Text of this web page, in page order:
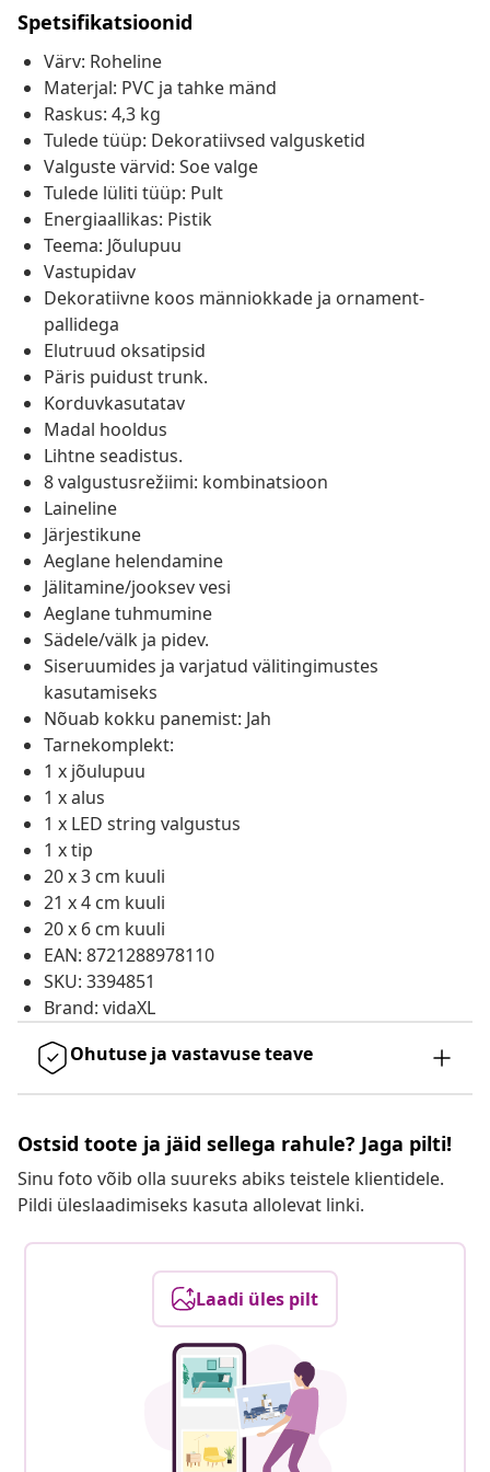
Spetsifikatsioonid
Värv: Roheline
Materjal: PVC ja tahke mänd
Raskus: 4,3 kg
Tulede tüüp: Dekoratiivsed valgusketid
Valguste värvid: Soe valge
Tulede lüliti tüüp: Pult
Energiaallikas: Pistik
Teema: Jõulupuu
Vastupidav
Dekoratiivne koos männiokkade ja ornament-
pallidega
Elutruud oksatipsid
Päris puidust trunk.
Korduvkasutatav
Madal hooldus
Lihtne seadistus.
8 valgustusrežiimi: kombinatsioon
Laineline
Järjestikune
Aeglane helendamine
Jälitamine/jooksev vesi
Aeglane tuhmumine
Sädele/välk ja pidev.
Siseruumides ja varjatud välitingimustes
kasutamiseks
Nõuab kokku panemist: Jah
Tarnekomplekt:
1 x jõulupuu
1 x alus
1 x LED string valgustus
1 x tip
20 x 3 cm kuuli
21 x 4 cm kuuli
20 x 6 cm kuuli
EAN: 8721288978110
SKU: 3394851
Brand: vidaXL
Ohutuse ja vastavuse teave
Ostsid toote ja jäid sellega rahule? Jaga pilti!
Sinu foto võib olla suureks abiks teistele klientidele.
Pildi üleslaadimiseks kasuta allolevat linki.
Laadi üles pilt